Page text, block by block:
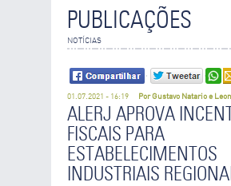
PUBLICAÇÕES
NOTÍCIAS
01.07.2021 - 16:19 Por Gustavo Natario e
ALERJ APROVA
FISCAIS PARA
ESTABELECIMENTOS
INDUSTRIAIS
ENVIE POR E-MAIL
Os campos que contém são de
SEU NOME
SEU E-MAIL